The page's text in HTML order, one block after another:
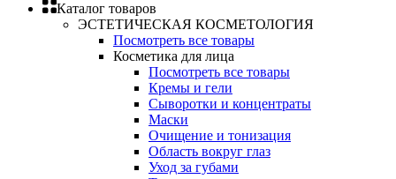
Каталог товаров
ЭСТЕТИЧЕСКАЯ КОСМЕТОЛОГИЯ
Посмотреть все товары
Косметика для лица
Посмотреть все товары
Кремы и гели
Сыворотки и концентраты
Маски
Очищение и тонизация
Область вокруг глаз
Уход за губами